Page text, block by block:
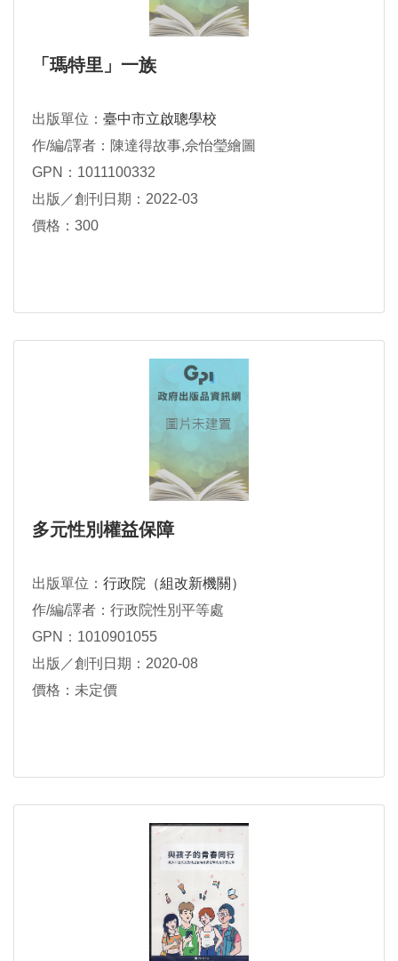
「瑪特里」一族
出版單位： 臺中市立啟聰學校
作/編/譯者：陳達得故事,佘怡瑩繪圖
GPN：1011100332
出版／創刊日期：2022-03
價格：300
多元性別權益保障
出版單位： 行政院（組改新機關）
作/編/譯者：行政院性別平等處
GPN：1010901055
出版／創刊日期：2020-08
價格：未定價